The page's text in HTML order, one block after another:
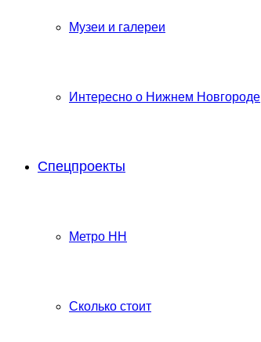
Музеи и галереи
Интересно о Нижнем Новгороде
Спецпроекты
Метро НН
Сколько стоит